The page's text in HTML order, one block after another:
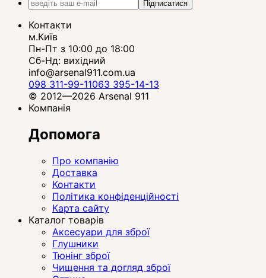
Підписатися
Контакти
м.Київ
Пн-Пт з 10:00 до 18:00
Сб-Нд: вихідний
info@arsenal911.com.ua
098 311-99-11063 395-14-13
© 2012—2026 Arsenal 911
Компанія
Допомога
Про компанію
Доставка
Контакти
Політика конфіденційності
Карта сайту
Каталог товарів
Аксесуари для зброї
Глушники
Тюнінг зброї
Чищення та догляд зброї